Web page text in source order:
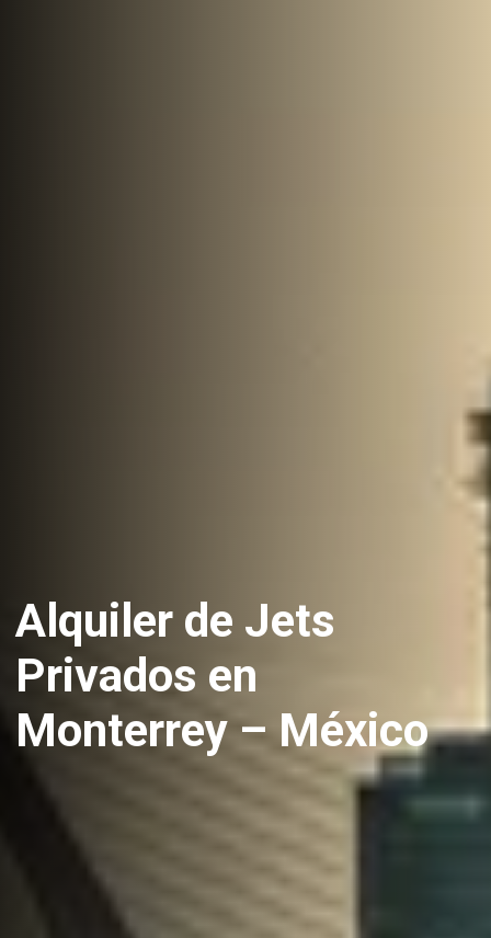
Alquiler de Jets
Privados en
Monterrey – México